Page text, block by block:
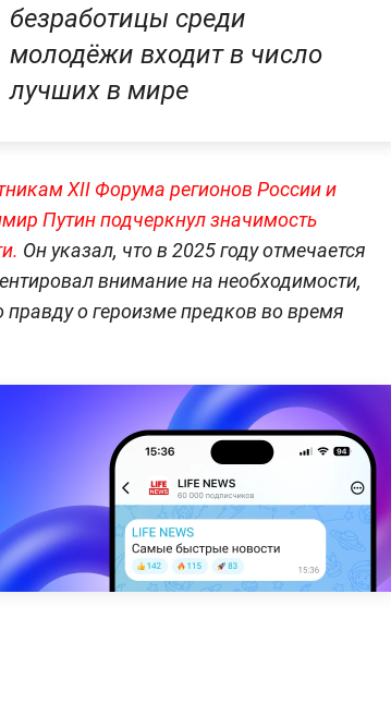
безработицы среди
молодёжи входит в число
лучших в мире
XII Форума регионов России и
Путин подчеркнул значимость
Он указал, что в 2025 году отмечается
внимание на необходимости,
о героизме предков во время